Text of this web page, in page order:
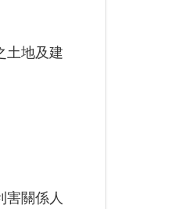
土地及建
害關係人